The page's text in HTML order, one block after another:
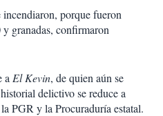
incendiaron, porque fueron
granadas, confir­maron
a El Kevin, de quien aún se
de­lictivo se reduce a
PGR y la Procuraduría estatal.